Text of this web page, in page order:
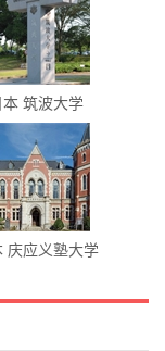
本 筑波大学
庆应义塾大学